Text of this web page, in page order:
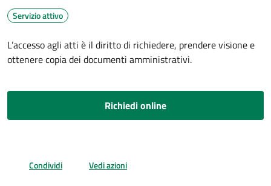
Servizio attivo
L’accesso agli atti è il diritto di richiedere, prendere visione e
ottenere copia dei documenti amministrativi.
Richiedi online
Condividi Vedi azioni